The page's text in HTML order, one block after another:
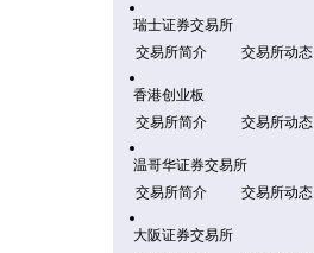
瑞士证券交易所
交易所简介
交易所动态
香港创业板
交易所简介
交易所动态
温哥华证券交易所
交易所简介
交易所动态
大阪证券交易所